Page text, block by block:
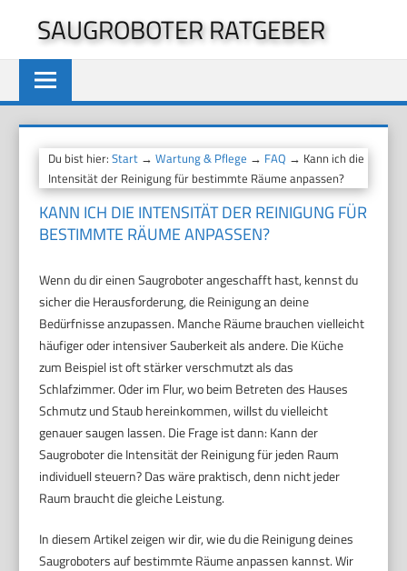
springen
SAUGROBOTER RATGEBER
Du bist hier:Start →Wartung & Pflege → FAQ → Kann ich die
Intensität der Reinigung für bestimmte Räume anpassen?
KANN ICH DIE INTENSITÄT DER REINIGUNG FÜR
BESTIMMTE RÄUME ANPASSEN?
Wenn du dir einen Saugroboter angeschafft hast, kennst du
sicher die Herausforderung, die Reinigung an deine
Bedürfnisse anzupassen. Manche Räume brauchen vielleicht
häufiger oder intensiver Sauberkeit als andere. Die Küche
zum Beispiel ist oft stärker verschmutzt als das
Schlafzimmer. Oder im Flur, wo beim Betreten des Hauses
Schmutz und Staub hereinkommen, willst du vielleicht
genauer saugen lassen. Die Frage ist dann: Kann der
Saugroboter die Intensität der Reinigung für jeden Raum
individuell steuern? Das wäre praktisch, denn nicht jeder
Raum braucht die gleiche Leistung.
In diesem Artikel zeigen wir dir, wie du die Reinigung deines
Saugroboters auf bestimmte Räume anpassen kannst. Wir